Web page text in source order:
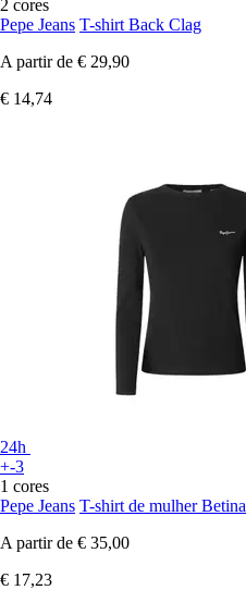
2 cores
Pepe Jeans T-shirt Back Clag
A partir de € 29,90
€ 14,74
24h
+-3
1 cores
Pepe Jeans T-shirt de mulher Betina
A partir de € 35,00
€ 17,23